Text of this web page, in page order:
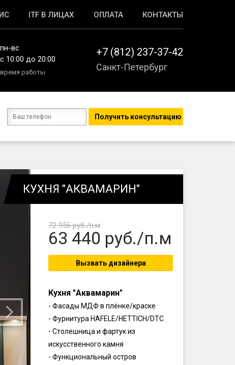
ITF В ЛИЦАХ ОПЛАТА КОНТАКТЫ
пн-вс
c 10:00 до 20:00
время работы
+7 (812) 237-37-42
Санкт-Петербург
КУХНЯ "АКВАМАРИН"
72 956руб./п.м
63 440 руб./п.м
Вызвать дизайнера
Кухня "Аквамарин"
- Фасады МДФ в плёнке/краске
- Фурнитура HAFELE/HETTICH/DTC
- Столешница и фартук из
искусственного камня
- Функциональный остров